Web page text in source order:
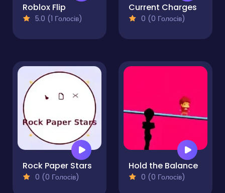
Roblox Flip
5.0 (1 Голосів)
Current Charges
0 (0 Голосів)
Rock Paper Stars
0 (0 Голосів)
Hold the Balance
0 (0 Голосів)